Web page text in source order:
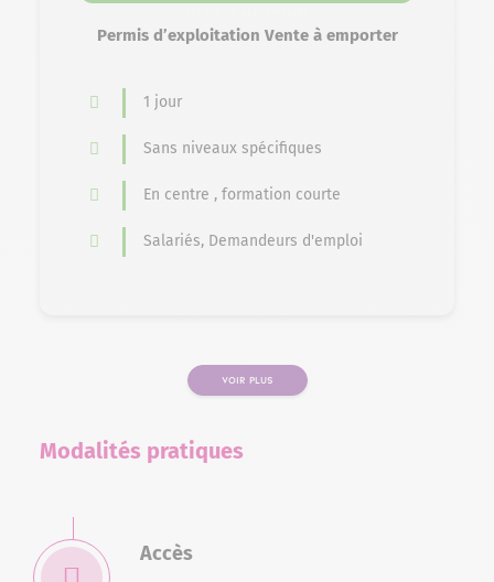
Permis d’exploitation Vente à emporter
1 jour
Sans niveaux spécifiques
En centre , formation courte
Salariés, Demandeurs d'emploi
VOIR PLUS
Modalités pratiques
Accès